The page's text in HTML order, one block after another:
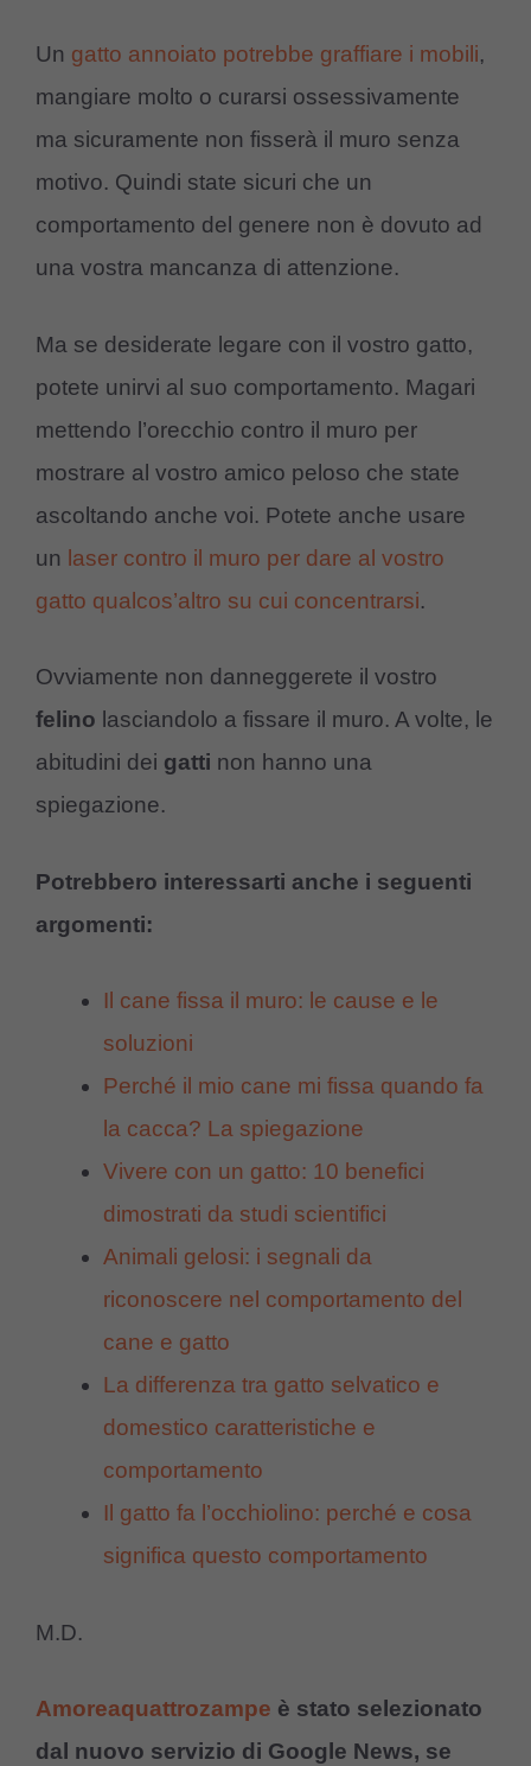
Un gatto annoiato potrebbe graffiare i mobili,
mangiare molto o curarsi ossessivamente
ma sicuramente non fisserà il muro senza
motivo. Quindi state sicuri che un
comportamento del genere non è dovuto ad
una vostra mancanza di attenzione.
Ma se desiderate legare con il vostro gatto,
potete unirvi al suo comportamento. Magari
mettendo l’orecchio contro il muro per
mostrare al vostro amico peloso che state
ascoltando anche voi. Potete anche usare
un laser contro il muro per dare al vostro
gatto qualcos’altro su cui concentrarsi.
Ovviamente non danneggerete il vostro
felino lasciandolo a fissare il muro. A volte, le
abitudini dei gatti non hanno una
spiegazione.
Potrebbero interessarti anche i seguenti
argomenti:
Il cane fissa il muro: le cause e le
soluzioni
Perché il mio cane mi fissa quando fa
la cacca? La spiegazione
Vivere con un gatto: 10 benefici
dimostrati da studi scientifici
Animali gelosi: i segnali da
riconoscere nel comportamento del
cane e gatto
La differenza tra gatto selvatico e
domestico caratteristiche e
comportamento
Il gatto fa l’occhiolino: perché e cosa
significa questo comportamento
M.D.
Amoreaquattrozampe è stato selezionato
dal nuovo servizio di Google News, se